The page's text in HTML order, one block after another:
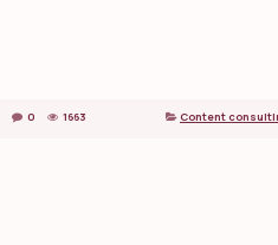
0 1663 Content